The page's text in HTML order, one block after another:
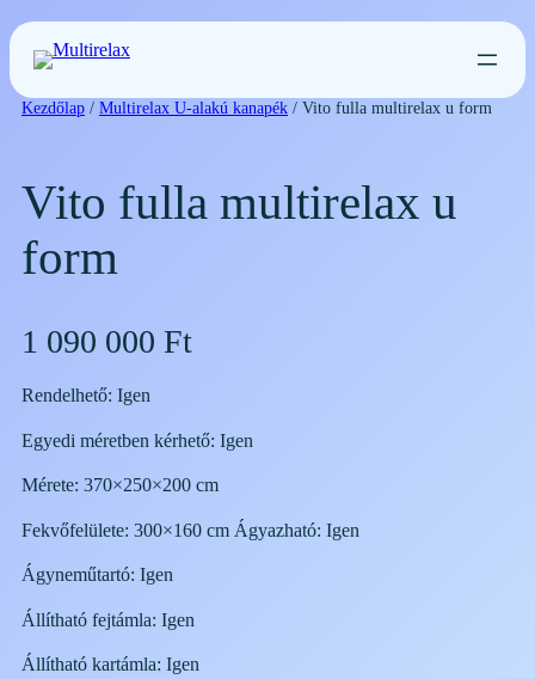
Ugrás
a
tartalomhoz
Kezdőlap / Multirelax U-alakú kanapék / Vito fulla multirelax u form
Vito fulla multirelax u
form
1 090 000 Ft
Rendelhető: Igen
Egyedi méretben kérhető: Igen
Mérete: 370×250×200 cm
Fekvőfelülete: 300×160 cm Ágyazható: Igen
Ágyneműtartó: Igen
Állítható fejtámla: Igen
Állítható kartámla: Igen